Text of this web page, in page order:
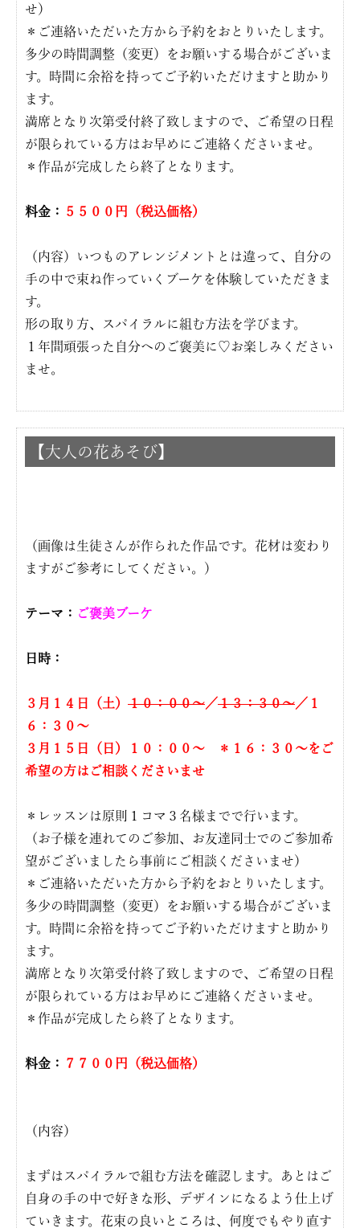
せ）
＊ご連絡いただいた方から予約をおとりいたします。
多少の時間調整（変更）をお願いする場合がございま
す。時間に余裕を持ってご予約いただけますと助かり
ます。
満席となり次第受付終了致しますので、ご希望の日程
が限られている方はお早めにご連絡くださいませ。
＊作品が完成したら終了となります。
料金： ５５００円（税込価格）
（内容）いつものアレンジメントとは違って、自分の
手の中で束ね作っていくブーケを体験していただきま
す。
形の取り方、スパイラルに組む方法を学びます。
１年間頑張った自分へのご褒美に♡お楽しみください
ませ。
【大人の花あそび】
（画像は生徒さんが作られた作品です。花材は変わり
ますがご参考にしてください。）
テーマ： ご褒美ブーケ
日時：
３月１４日（土） １０：００〜／１３：３０〜／１
６：３０〜
３月１５日（日）１０：００〜 ＊１６：３０〜をご
希望の方はご相談くださいませ
＊レッスンは原則１コマ３名様までで行います。
（お子様を連れてのご参加、お友達同士でのご参加希
望がございましたら事前にご相談くださいませ）
＊ご連絡いただいた方から予約をおとりいたします。
多少の時間調整（変更）をお願いする場合がございま
す。時間に余裕を持ってご予約いただけますと助かり
ます。
満席となり次第受付終了致しますので、ご希望の日程
が限られている方はお早めにご連絡くださいませ。
＊作品が完成したら終了となります。
料金： ７７００円（税込価格）
（内容）
まずはスパイラルで組む方法を確認します。あとはご
自身の手の中で好きな形、デザインになるよう仕上げ
ていきます。花束の良いところは、何度でもやり直す